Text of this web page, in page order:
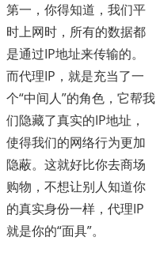
第一，你得知道，我们平
时上网时，所有的数据都
是通过IP地址来传输的。
而代理IP，就是充当了一
个“中间人”的角色，它帮我
们隐藏了真实的IP地址，
使得我们的网络行为更加
隐蔽。这就好比你去商场
购物，不想让别人知道你
的真实身份一样，代理IP
就是你的“面具”。